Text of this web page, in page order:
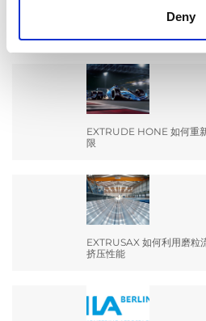
Deny
最新文章
EXTRUDE HONE 如何重
限
EXTRUSAX 如何利用磨粒
挤压性能